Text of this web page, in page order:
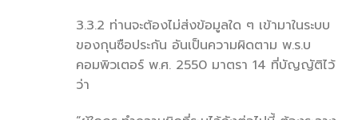
3.3.2 ท่านจะต้องไม่ส่งข้อมูลใด ๆ เข้ามาในระบบ
ของกุนซือประกัน อันเป็นความผิดตาม พ.ร.บ
คอมพิวเตอร์ พ.ศ. 2550 มาตรา 14 ที่บัญญัติไว้
ว่า